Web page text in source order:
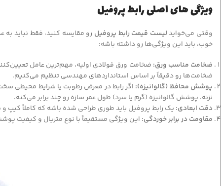
ویژگی های اصلی رابط پروفیل
وقتی می‌خوایدلیست قیمت رابط پروفیل رو مقایسه کنید، فقط نباید
خوب، باید این ویژگی‌ها رو داشته باشه:
ضخامت مناسب ورق: ضخامت ورق فولادی اولیه، مهم‌ترین عامل
ضخامت‌ها رو دقیقاً بر اساس استانداردهای مهندسی تنظیم می‌کنیم.
پوشش محافظ (گالوانیزه): اگر رابط در معرض رطوبت یا شرایط محیطی سخت
نزنه. پوشش گالوانیزه (گرم یا سرد) طول عمر سازه رو چند برابر می‌کنه.
دقت ابعادی: یک رابط پروفیل باید طوری طراحی شده باشه که کاملاً کیپ
مقاومت در برابر خوردگی: این ویژگی مستقیماً با نوع متریال و کیفیت